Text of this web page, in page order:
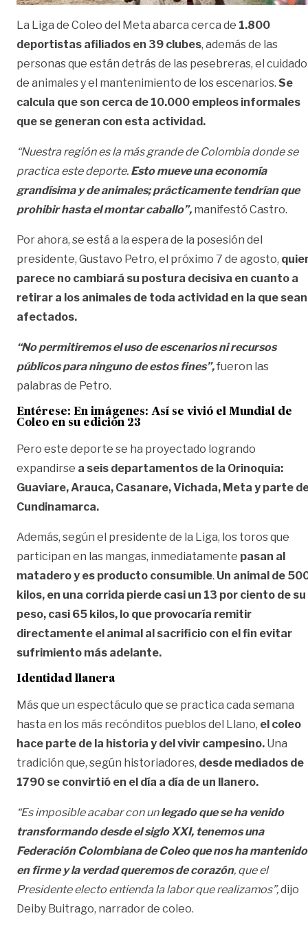
La Liga de Coleo del Meta abarca cerca de 1.800
deportistas afiliados en 39 clubes, además de las
personas que están detrás de las pesebreras, el cuidado
de animales y el mantenimiento de los escenarios. Se
calcula que son cerca de 10.000 empleos informales
que se generan con esta actividad.
“Nuestra región es la más grande de Colombia donde se
practica este deporte. Esto mueve una economía
grandísima y de animales; prácticamente tendrían que
prohibir hasta el montar caballo”, manifestó Castro.
Por ahora, se está a la espera de la posesión del
presidente, Gustavo Petro, el próximo 7 de agosto,
parece no cambiará su postura decisiva en cuanto a
retirar a los animales de toda actividad en la que sean
afectados.
“No permitiremos el uso de escenarios ni recursos
públicos para ninguno de estos fines”,fueron las
palabras de Petro.
Entérese: En imágenes: Así se vivió el Mundial de
Coleo en su edición 23
Pero este deporte se ha proyectado logrando
expandirse a seis departamentos de la Orinoquia:
Guaviare, Arauca, Casanare, Vichada, Meta y parte
Cundinamarca.
Además, según el presidente de la Liga, los toros que
participan en las mangas, inmediatamente pasan al
matadero y es producto consumible. Un animal de
kilos, en una corrida pierde casi un 13 por ciento de su
peso, casi 65 kilos, lo que provocaría remitir
directamente el animal al sacrificio con el fin evitar
sufrimiento más adelante.
Identidad llanera
Más que un espectáculo que se practica cada semana
hasta en los más recónditos pueblos del Llano, el coleo
hace parte de la historia y del vivir campesino. Una
tradición que, según historiadores, desde mediados de
1790 se convirtió en el día a día de un llanero.
“Es imposible acabar con unlegado que se ha venido
transformando desde el siglo XXI, tenemos una
Federación Colombiana de Coleo que nos ha mantenido
en firme y la verdad queremos de corazón, que el
Presidente electo entienda la labor que realizamos”,dijo
Deiby Buitrago, narrador de coleo.